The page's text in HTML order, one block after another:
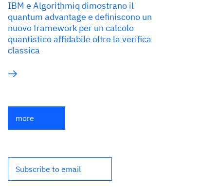
IBM e Algorithmiq dimostrano il
quantum advantage e definiscono un
nuovo framework per un calcolo
quantistico affidabile oltre la verifica
classica
more
Subscribe to email